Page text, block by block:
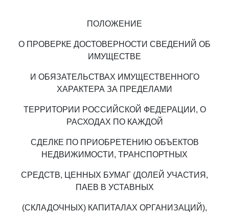
ПОЛОЖЕНИЕ
О ПРОВЕРКЕ ДОСТОВЕРНОСТИ СВЕДЕНИЙ ОБ
ИМУЩЕСТВЕ
И ОБЯЗАТЕЛЬСТВАХ ИМУЩЕСТВЕННОГО
ХАРАКТЕРА ЗА ПРЕДЕЛАМИ
ТЕРРИТОРИИ РОССИЙСКОЙ ФЕДЕРАЦИИ, О
РАСХОДАХ ПО КАЖДОЙ
СДЕЛКЕ ПО ПРИОБРЕТЕНИЮ ОБЪЕКТОВ
НЕДВИЖИМОСТИ, ТРАНСПОРТНЫХ
СРЕДСТВ, ЦЕННЫХ БУМАГ (ДОЛЕЙ УЧАСТИЯ,
ПАЕВ В УСТАВНЫХ
(СКЛАДОЧНЫХ) КАПИТАЛАХ ОРГАНИЗАЦИЙ),